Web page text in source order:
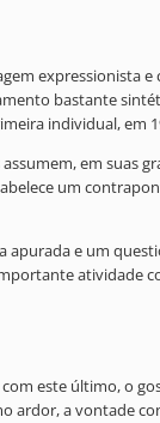
expressionista
bastante
individual, em
em suas
um
apurada e um
atividade
este último, o
ardor, a vontade